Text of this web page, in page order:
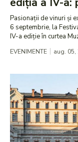
Pasionații de vinuri și
6 septembrie, la
IV-a ediție în curtea
EVENIMENTE aug. 05,